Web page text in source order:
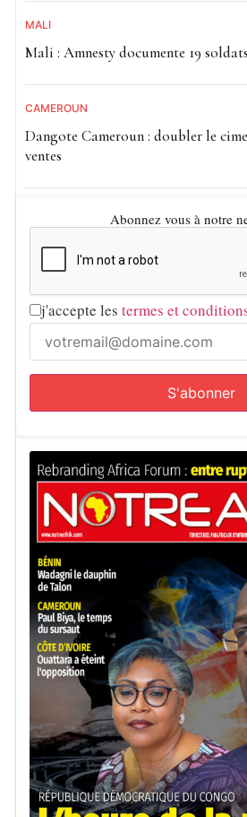
MALI
Mali : Amnesty documente 19
CAMEROUN
Dangote Cameroun : doubler le
ventes
Abonnez vous à notre
j'accepte les termes et